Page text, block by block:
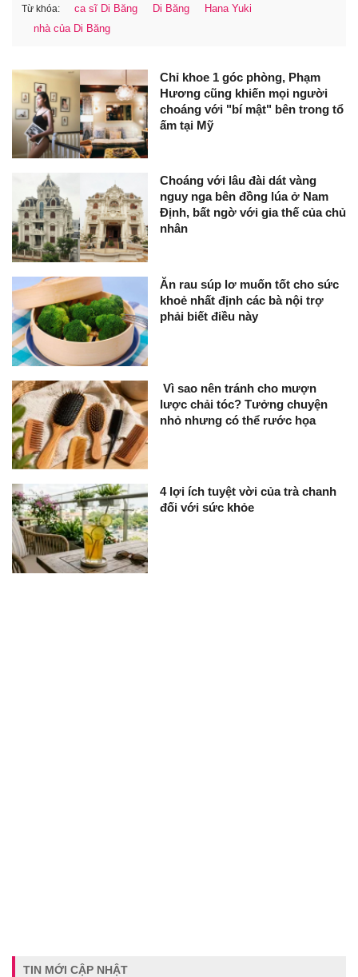
Từ khóa: ca sĩ Di Băng Di Băng
Hana Yuki
nhà của Di Băng
Chỉ khoe 1 góc phòng, Phạm
Hương cũng khiến mọi người
choáng với "bí mật" bên trong tổ
ấm tại Mỹ
Choáng với lâu đài dát vàng
nguy nga bên đồng lúa ở Nam
Định, bất ngờ với gia thế của chủ
nhân
Ăn rau súp lơ muốn tốt cho sức
khoẻ nhất định các bà nội trợ
phải biết điều này
Vì sao nên tránh cho mượn
lược chải tóc? Tưởng chuyện
nhỏ nhưng có thể rước họa
4 lợi ích tuyệt vời của trà chanh
đối với sức khỏe
TIN MỚI CẬP NHẬT